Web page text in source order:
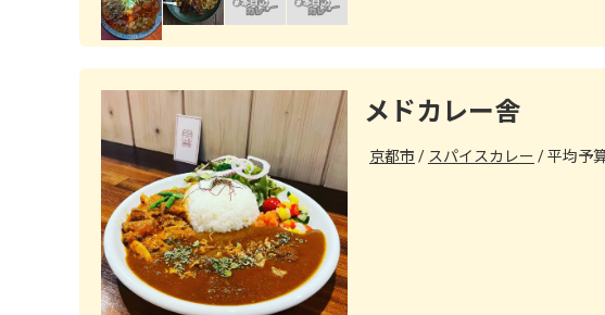
メドカレー舎
京都市 スパイスカレー 平均予